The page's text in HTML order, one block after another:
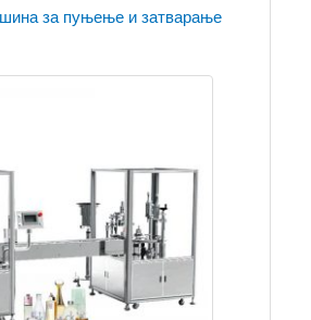
за пуњење и затварање